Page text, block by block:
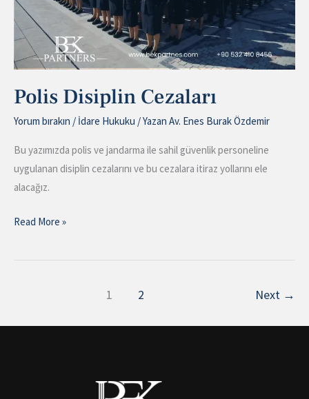
Polis Disiplin Cezaları
Yorum bırakın / İdare Hukuku / Yazan Av. Enes Burak Özdemir
Bu yazımızda polis ve jandarma ile sahil güvenlik personeline
uygulanan disiplin cezalarını ve bu cezalara itiraz yollarını ele
alacağız.
Read More »
1 2 Next →